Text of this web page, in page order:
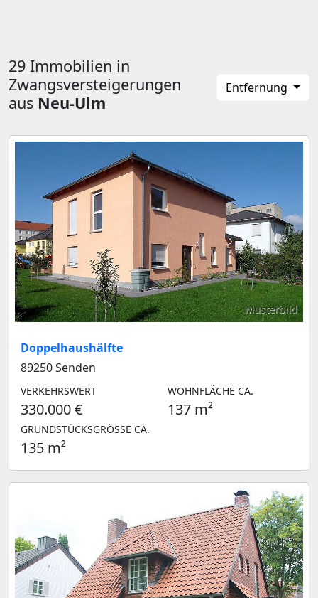
29 Immobilien in
Zwangsversteigerungen
aus Neu-Ulm
Entfernung
Musterbild
Doppelhaushälfte
89250 Senden
VERKEHRSWERT
330.000 €
WOHNFLÄCHE CA.
137 m²
GRUNDSTÜCKSGRÖSSE CA.
135 m²